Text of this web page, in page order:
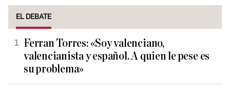
EL DEBATE
Ferran Torres: «Soy valenciano,
valencianista y español. A quien le pese es
su problema»